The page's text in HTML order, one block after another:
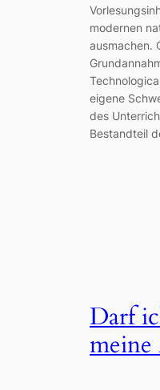
modernen
ausmachen.
eigene
des
Bestandteil
Darf
meine